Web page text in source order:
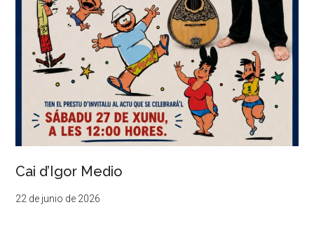
Cai d’Igor Medio
22 de junio de 2026